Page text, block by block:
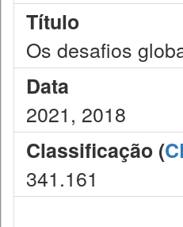
Título
Os desafios
Data
2021, 2018
Classificação (
341.161